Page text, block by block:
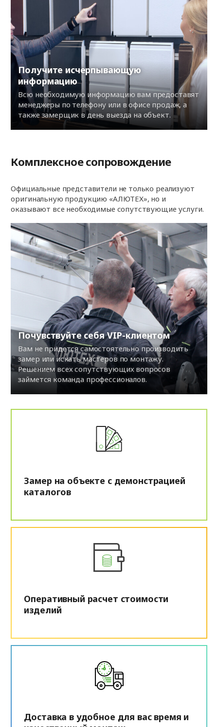
Получите исчерпывающую
информацию
Всю необходимую информацию вам предоставят
менеджеры по телефону или в офисе продаж, а
также замерщик в день выезда на объект.
Комплексное сопровождение
Официальные представители не только реализуют
оригинальную продукцию «АЛЮТЕХ», но и
оказывают все необходимые сопутствующие услуги.
Почувствуйте себя VIP-клиентом
Вам не придется самостоятельно производить
замер или искать мастеров по монтажу.
Решением всех сопутствующих вопросов
займется команда профессионалов.
Замер на объекте с демонстрацией
каталогов
Оперативный расчет стоимости
изделий
Доставка в удобное для вас время и